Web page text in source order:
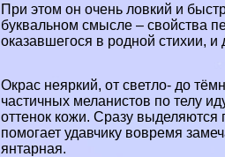
При этом он очень ловкий и
буквальном смысле – свойства
оказавшегося в родной стихии,
Окрас неяркий, от светло- до
частичных меланистов по телу
оттенок кожи. Сразу выделяются
помогает удавчику вовремя
янтарная.